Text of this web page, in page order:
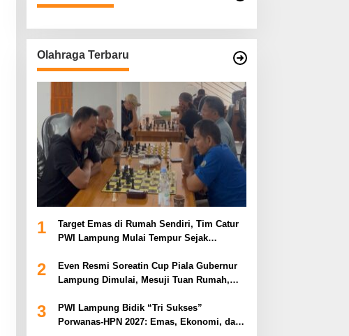
Olahraga Terbaru
1
Target Emas di Rumah Sendiri, Tim Catur
PWI Lampung Mulai Tempur Sejak
2
Even Resmi Soreatin Cup Piala Gubernur
Lampung Dimulai, Mesuji Tuan Rumah,
Olahraga Di Bumi Ragab Begawe Caram
3
PWI Lampung Bidik “Tri Sukses”
Porwanas-HPN 2027: Emas, Ekonomi, dan